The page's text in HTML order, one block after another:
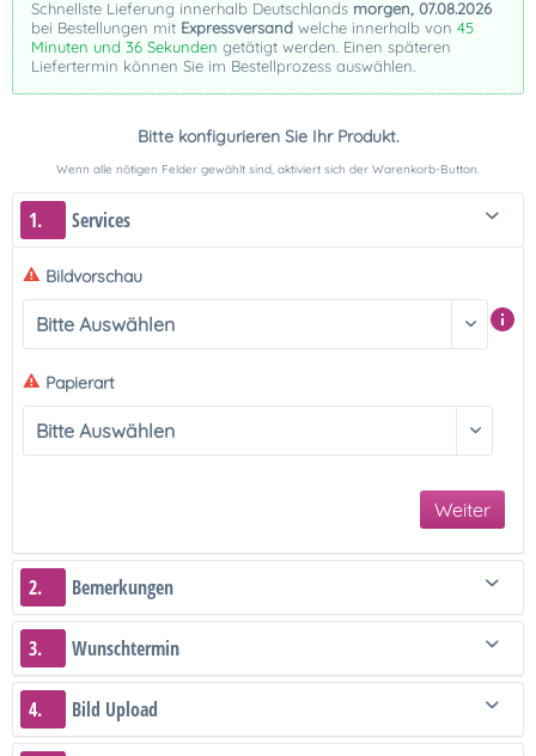
Schnellste Lieferung innerhalb Deutschlands morgen, 07.08.2026
bei Bestellungen mit Expressversand welche innerhalb von 45
Minuten und 36 Sekunden getätigt werden. Einen späteren
Liefertermin können Sie im Bestellprozess auswählen.
Bitte konfigurieren Sie Ihr Produkt.
Wenn alle nötigen Felder gewählt sind, aktiviert sich der Warenkorb-Button.
1. Services
Bildvorschau
Papierart
Weiter
2. Bemerkungen
3. Wunschtermin
4. Bild Upload